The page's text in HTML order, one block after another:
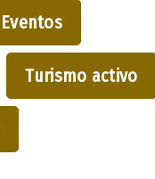
Eventos
Turismo activo